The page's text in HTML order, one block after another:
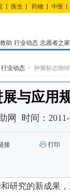
医生 药物 中医
助 行业动态 志愿者之家
行业动态 肿瘤标志物
与应用
网 时间：
接 打印
研究的新成果